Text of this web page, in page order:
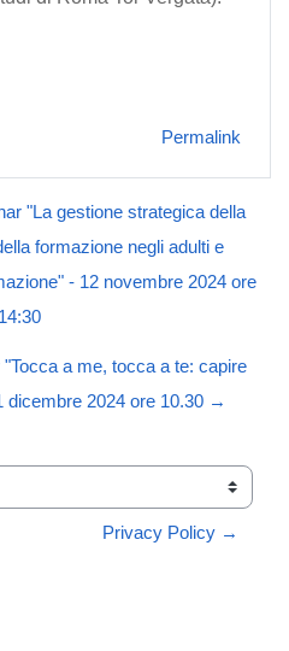
Permalink
"La gestione strategica della
formazione negli adulti e
- 12 novembre 2024 ore
14:30
a me, tocca a te: capire
dicembre 2024 ore 10.30 →
Privacy Policy →